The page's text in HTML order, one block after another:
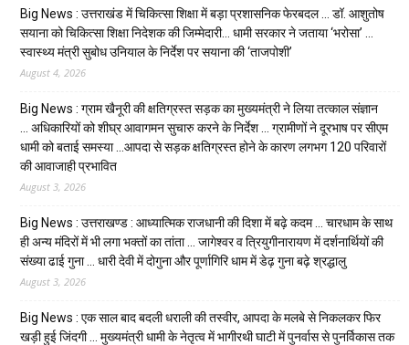
Big News : उत्तराखंड में चिकित्सा शिक्षा में बड़ा प्रशासनिक फेरबदल … डॉ. आशुतोष
सयाना को चिकित्सा शिक्षा निदेशक की जिम्मेदारी… धामी सरकार ने जताया ‘भरोसा’ …
स्वास्थ्य मंत्री सुबोध उनियाल के निर्देश पर सयाना की ‘ताजपोशी’
August 4, 2026
Big News : ग्राम खैनूरी की क्षतिग्रस्त सड़क का मुख्यमंत्री ने लिया तत्काल संज्ञान
… अधिकारियों को शीघ्र आवागमन सुचारु करने के निर्देश … ग्रामीणों ने दूरभाष पर सीएम
धामी को बताई समस्या …आपदा से सड़क क्षतिग्रस्त होने के कारण लगभग 120 परिवारों
की आवाजाही प्रभावित
August 3, 2026
Big News : उत्तराखण्ड : आध्यात्मिक राजधानी की दिशा में बढ़े कदम … चारधाम के साथ
ही अन्य मंदिरों में भी लगा भक्तों का तांता … जागेश्वर व त्रियुगीनारायण में दर्शनार्थियों की
संख्या ढाई गुना … धारी देवी में दोगुना और पूर्णागिरि धाम में डेढ़ गुना बढ़े श्रद्धालु
August 3, 2026
Big News : एक साल बाद बदली धराली की तस्वीर, आपदा के मलबे से निकलकर फिर
खड़ी हुई जिंदगी … मुख्यमंत्री धामी के नेतृत्व में भागीरथी घाटी में पुनर्वास से पुनर्विकास तक